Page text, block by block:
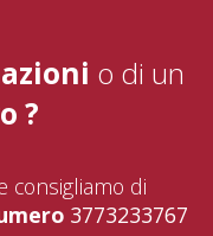
o di un
?
consigliamo di
3773233767